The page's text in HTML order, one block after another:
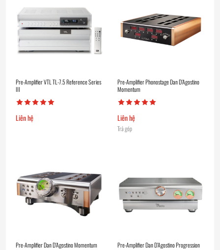
Pre-Amplifier VTL TL-7.5 Reference Series
III
Liên hệ
Pre-Amplifier Phonostage Dan D’Agostino
Momentum
Liên hệ
Trả góp
Pre-Amplifier Dan D’Agostino Momentum Pre-Amplifier Dan D’Agostino Progression